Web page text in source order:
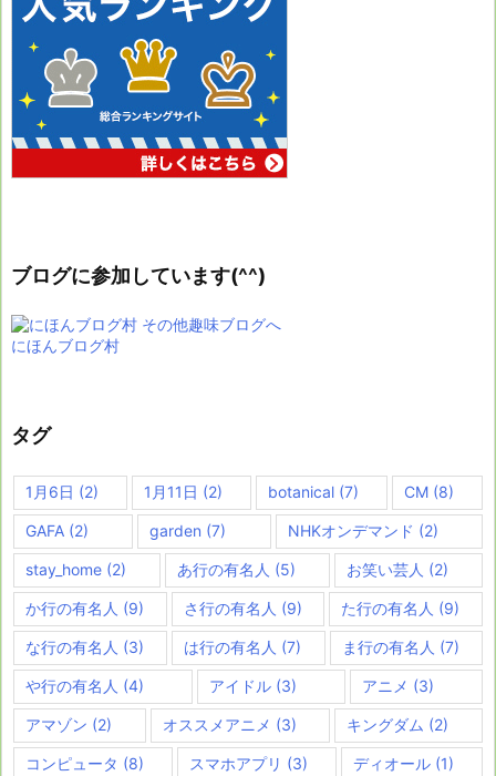
ブログに参加しています(^^)
にほんブログ村
タグ
1月6日 (2) 1月11日 (2) botanical (7) CM (8)
GAFA (2) garden (7) NHKオンデマンド (2)
stay_home (2) あ行の有名人 (5) お笑い芸人 (2)
か行の有名人 (9) さ行の有名人 (9) た行の有名人 (9)
な行の有名人 (3) は行の有名人 (7) ま行の有名人 (7)
や行の有名人 (4) アイドル (3) アニメ (3)
アマゾン (2) オススメアニメ (3) キングダム (2)
コンピュータ (8) スマホアプリ (3) ディオール (1)